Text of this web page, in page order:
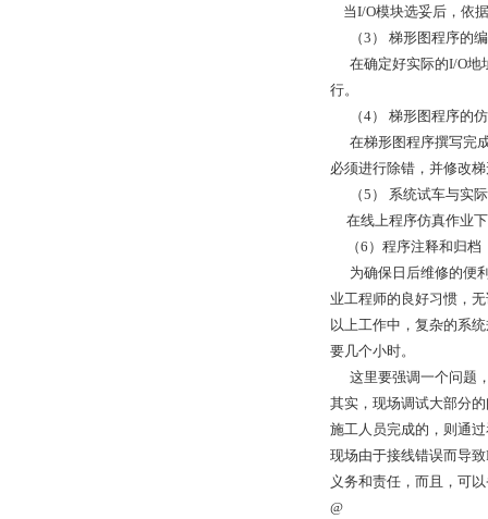
当I/O模块选妥后，依
（3） 梯形图程序的
在确定好实际的I/O地
行。
（4） 梯形图程序的
在梯形图程序撰写完成
必须进行除错，并修改
（5） 系统试车与实
在线上程序仿真作业
（6）程序注释和归档
为确保日后维修的便利
业工程师的良好习惯，
以上工作中，复杂的系
要几个小时。
这里要强调一个问题，
其实，现场调试大部分
施工人员完成的，则通
现场由于接线错误而导
义务和责任，而且，可
@